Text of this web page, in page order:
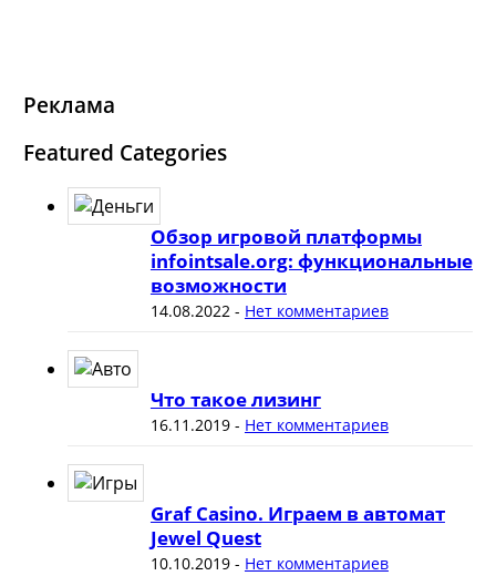
Реклама
Featured Categories
Обзор игровой платформы
infointsale.org: функциональные
возможности
14.08.2022- Нет комментариев
Что такое лизинг
16.11.2019- Нет комментариев
Graf Casino. Играем в автомат
Jewel Quest
10.10.2019- Нет комментариев